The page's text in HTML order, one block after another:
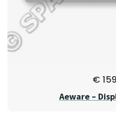
€
Aeware –